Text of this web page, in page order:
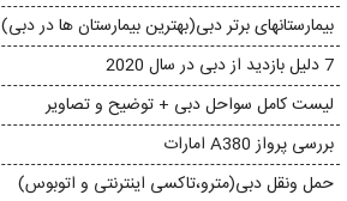
بیمارستانهای برتر دبی(بهترین بیمارستان ها در دبی)
7 دلیل بازدید از دبی در سال 2020
لیست کامل سواحل دبی + توضیح و تصاویر
بررسی پرواز A380 امارات
حمل ونقل دبی(مترو،تاکسی اینترنتی و اتوبوس)